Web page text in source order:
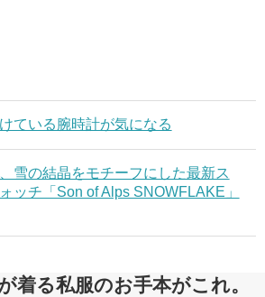
ている腕時計が気になる
雪の結晶をモチーフにした最新ス
ッチ「Son of Alps SNOWFLAKE」
着る私服のお手本がこれ。